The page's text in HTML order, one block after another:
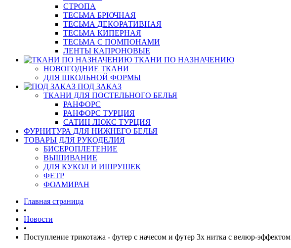
СТРОПА
ТЕСЬМА БРЮЧНАЯ
ТЕСЬМА ДЕКОРАТИВНАЯ
ТЕСЬМА КИПЕРНАЯ
ТЕСЬМА С ПОМПОНАМИ
ЛЕНТЫ КАПРОНОВЫЕ
ТКАНИ ПО НАЗНАЧЕНИЮ
НОВОГОДНИЕ ТКАНИ
ДЛЯ ШКОЛЬНОЙ ФОРМЫ
ПОД ЗАКАЗ
ТКАНИ ДЛЯ ПОСТЕЛЬНОГО БЕЛЬЯ
РАНФОРС
РАНФОРС ТУРЦИЯ
САТИН ЛЮКС ТУРЦИЯ
ФУРНИТУРА ДЛЯ НИЖНЕГО БЕЛЬЯ
ТОВАРЫ ДЛЯ РУКОДЕЛИЯ
БИСЕРОПЛЕТЕНИЕ
ВЫШИВАНИЕ
ДЛЯ КУКОЛ И ИШРУШЕК
ФЕТР
ФОАМИРАН
Главная страница
•
Новости
•
Поступление трикотажа - футер с начесом и футер 3х нитка с велюр-эффектом